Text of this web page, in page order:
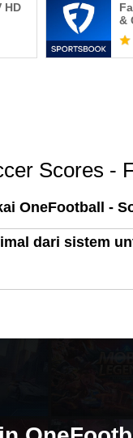
HD
&
Scores -
OneFootball -
dari sistem